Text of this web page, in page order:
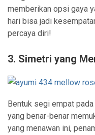
memberikan opsi gaya
hari bisa jadi
percaya diri!
3. Simetri yang
Bentuk segi empat
yang benar-benar
yang menawan ini,